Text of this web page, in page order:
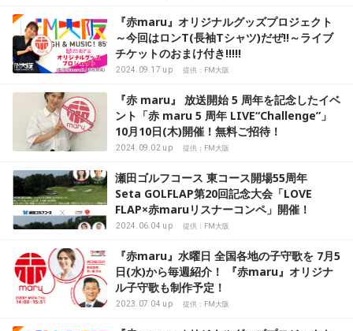
『赤maru』オリジナルグッズプロジェクト
～今回はロンT(長袖Tシャツ)だぜ!!～ライブ
チケットのおまけ付き!!!!!
2024.09.17 up 提供：FM大阪
『赤 maru』 放送開始 5 周年を記念したイベ
ント「赤 maru 5 周年 LIVE“Challenge”」
10月10日(木)開催！無料ご招待！
2024.09.02 up 提供：FM大阪
瀬田ゴルフコース 東コース開場55周年
Seta GOLFLAP第20回記念大会「LOVE
FLAP×赤maruリスナーコンペ」開催！
2024.06.04 up 提供：FM大阪
『赤maru』水曜日 全国各地の子守歌を 7月5
日(水)から毎週紹介！ 『赤maru』オリジナ
ル子守歌も制作予定！
2023.07.04 up 提供：FM大阪